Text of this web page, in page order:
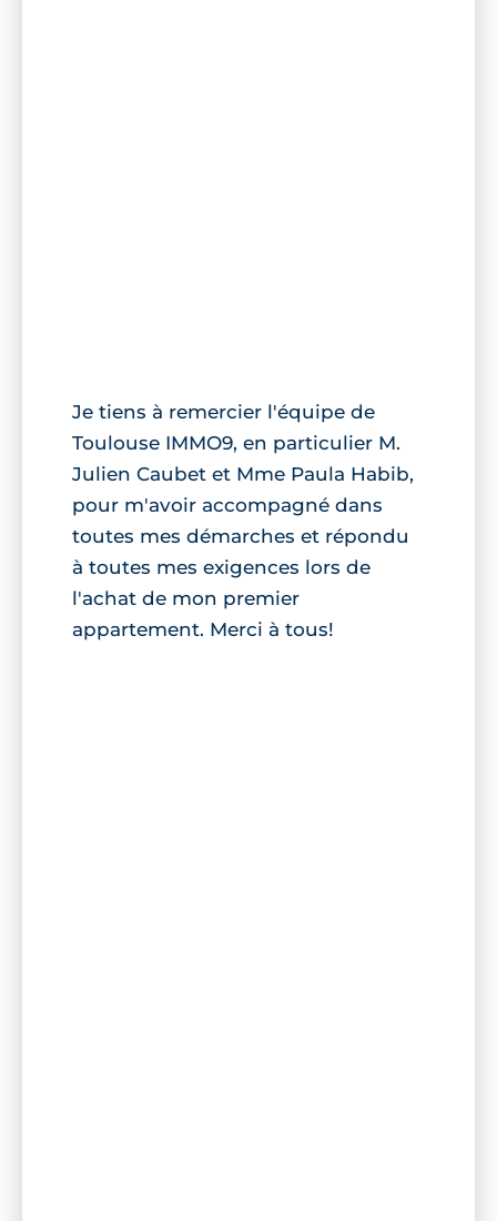
Je tiens à remercier l'équipe de
Toulouse IMMO9, en particulier M.
Julien Caubet et Mme Paula Habib,
pour m'avoir accompagné dans
toutes mes démarches et répondu
à toutes mes exigences lors de
l'achat de mon premier
appartement. Merci à tous!